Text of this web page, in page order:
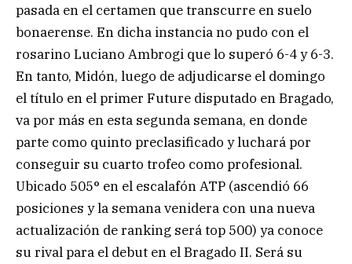
pasada en el certamen que transcurre en suelo
bonaerense. En dicha instancia no pudo con el
rosarino Luciano Ambrogi que lo superó 6-4 y 6-3.
En tanto, Midón, luego de adjudicarse el domingo
el título en el primer Future disputado en Bragado,
va por más en esta segunda semana, en donde
parte como quinto preclasificado y luchará por
conseguir su cuarto trofeo como profesional.
Ubicado 505° en el escalafón ATP (ascendió 66
posiciones y la semana venidera con una nueva
actualización de ranking será top 500) ya conoce
su rival para el debut en el Bragado II. Será su